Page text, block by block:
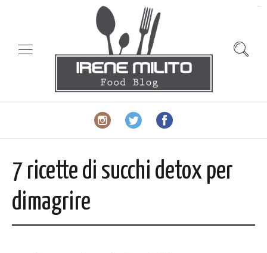
7 ricette di succhi detox per
dimagrire